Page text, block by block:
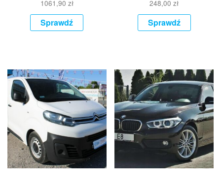
1061,90 zł
Sprawdź
248,00zł
Sprawdź